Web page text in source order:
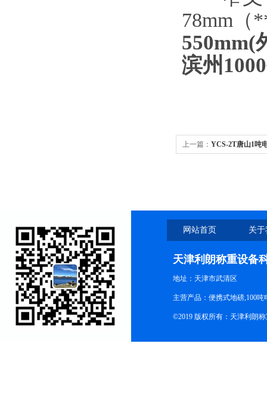
78mm（
550mm(
滨州
上一篇： YCS-2T唐山1吨
网站首页 关
天津利朗称重设备
地址：天津市武清区
主营产品：便携式地磅,100
©2019 版权所有：天津利朗